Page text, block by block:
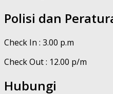
Polisi dan
Check In : 3.00 p.m
Check Out : 12.00 p/m
Hubungi